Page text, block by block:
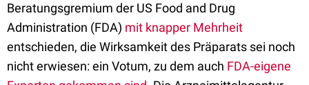
Beratungsgremium der US Food and Drug
Administration (FDA) mit knapper Mehrheit
entschieden, die Wirksamkeit des Präparats sei noch
nicht erwiesen: ein Votum, zu dem auch FDA-eigene